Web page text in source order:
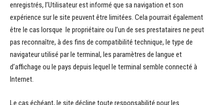
enregistrés, l’Utilisateur est informé que sa navigation et son
expérience sur le site peuvent être limitées. Cela pourrait également
être le cas lorsque le propriétaire ou l’un de ses prestataires ne peut
pas reconnaître, à des fins de compatibilité technique, le type de
navigateur utilisé par le terminal, les paramètres de langue et
d’affichage ou le pays depuis lequel le terminal semble connecté à
Internet.
Le cas échéant, le site décline toute responsabilité pour les